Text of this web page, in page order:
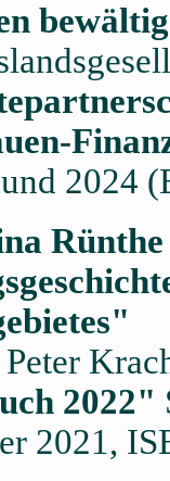
2024
Rünthe
2022"
2021,